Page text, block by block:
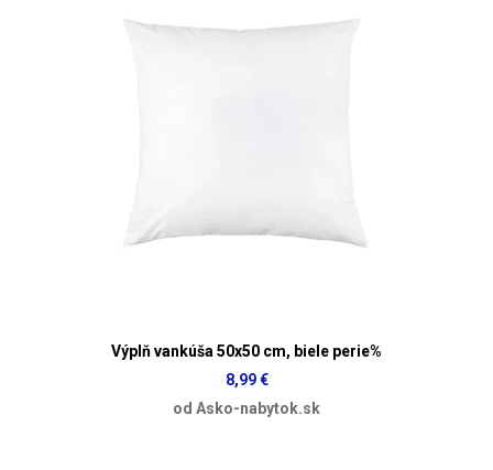
Výplň vankúša 50x50 cm, biele perie%
8,99 €
od Asko-nabytok.sk